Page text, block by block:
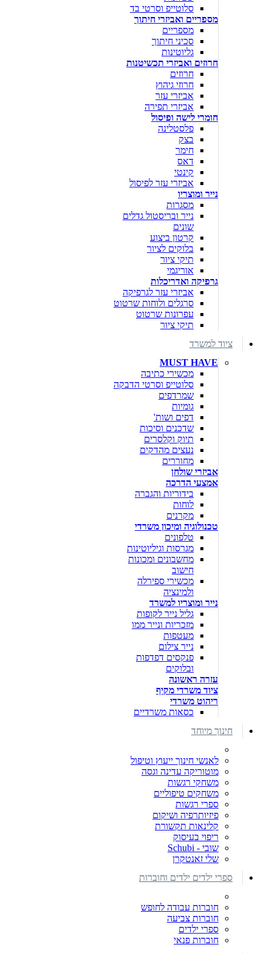
סלוטייפ וסרטי בד
מספריים ואביזרי חיתוך
מספריים
סכיני חיתוך
גליוטינות
חרוזים ואביזרי תכשיטנות
חרוזים
חרוזי גיהוץ
אביזרי עזר
אביזרי תפירה
חומרי לישה ופיסול
פלסטלינה
בצק
חימר
דאס
קינטי
אביזרי עזר לפיסול
נייר ומוצריו
מסגרות
נייר ובריסטול גדלים
שונים
קרטון ביצוע
בלוקים לציור
תיקי ציור
אוריגמי
גרפיקה ואדריכלות
אביזרי עזר לגרפיקה
סרגלים ולוחות שרטוט
עפרונות שרטוט
תיקי ציור
ציוד למשרד
MUST HAVE
מכשירי כתיבה
סלוטייפ וסרטי הדבקה
שמרדפים
גומיות
דפים ושות'
שדכנים וסיכות
תיוק וקלסרים
נעצים מהדקים
מחוררים
אביזרי שולחן
אמצעי הדרכה
בידוריות והגברה
לוחות
מקרנים
טכנולוגיה ומיכון משרדי
טלפונים
מגרסות וגיליוטינות
מחשבונים ומכונות
חישוב
מכשירי ספירלה
ולמינציה
נייר ומוצריו למשרד
גליל נייר לקופות
מזכריות ונייר ממו
מעטפות
נייר צילום
פנקסים דפדפות
ובלוקים
עזרה ראשונה
ציוד משרדי מקיף
ריהוט משרדי
כסאות משרדיים
חינוך מיוחד
לאנשי חינוך ייעוץ וטיפול
מוטוריקה עדינה וגסה
משחקי רגשות
משחקים טיפוליים
ספרי רגשות
פיזיותרפיה ושיקום
קלינאות תקשורת
ריפוי בעיסוק
שובי - Schubi
שלי זאנטקרן
ספרי ילדים ילדים וחוברות
חוברות עבודה לחופש
חוברות צביעה
ספרי ילדים
חוברות פנאי